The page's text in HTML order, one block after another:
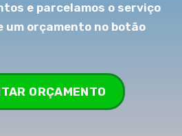
e parcelamos o serviço
um orçamento no botão
ORÇAMENTO